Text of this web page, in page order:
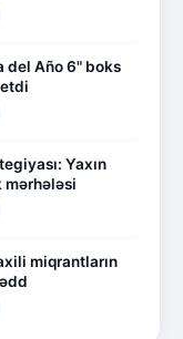
del Año 6" boks
Yaxın
miqrantların